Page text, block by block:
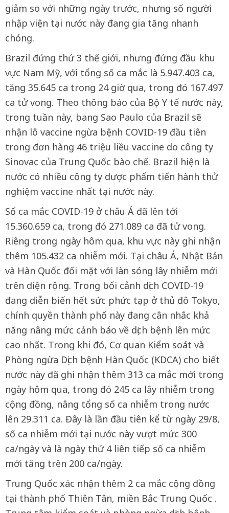
giảm so với những ngày trước, nhưng số người
nhập viện tại nước này đang gia tăng nhanh
chóng.
Brazil đứng thứ 3 thế giới, nhưng đứng đầu khu
vực Nam Mỹ, với tổng số ca mắc là 5.947.403 ca,
tăng 35.645 ca trong 24 giờ qua, trong đó 167.497
ca tử vong. Theo thông báo của Bộ Y tế nước này,
trong tuần này, bang Sao Paulo của Brazil sẽ
nhận lô vaccine ngừa bệnh COVID-19 đầu tiên
trong đơn hàng 46 triệu liều vaccine do công ty
Sinovac của Trung Quốc bào chế. Brazil hiện là
nước có nhiều công ty dược phẩm tiến hành thử
nghiệm vaccine nhất tại nước này.
Số ca mắc COVID-19 ở châu Á đã lên tới
15.360.659 ca, trong đó 271.089 ca đã tử vong.
Riêng trong ngày hôm qua, khu vực này ghi nhận
thêm 105.432 ca nhiễm mới. Tại châu Á, Nhật Bản
và Hàn Quốc đối mặt với làn sóng lây nhiễm mới
trên diện rộng. Trong bối cảnh dịch COVID-19
đang diễn biến hết sức phức tạp ở thủ đô Tokyo,
chính quyền thành phố này đang cân nhắc khả
năng nâng mức cảnh báo về dịch bệnh lên mức
cao nhất. Trong khi đó, Cơ quan Kiểm soát và
Phòng ngừa Dịch bệnh Hàn Quốc (KDCA) cho biết
nước này đã ghi nhận thêm 313 ca mắc mới trong
ngày hôm qua, trong đó 245 ca lây nhiễm trong
cộng đồng, nâng tổng số ca nhiễm trong nước
lên 29.311 ca. Đây là lần đầu tiên kể từ ngày 29/8,
số ca nhiễm mới tại nước này vượt mức 300
ca/ngày và là ngày thứ 4 liên tiếp số ca nhiễm
mới tăng trên 200 ca/ngày.
Trung Quốc xác nhận thêm 2 ca mắc cộng đồng
tại thành phố Thiên Tân, miền Bắc Trung Quốc .